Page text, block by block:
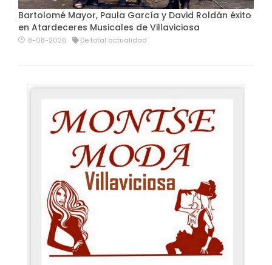
Bartolomé Mayor, Paula García y David Roldán éxito
en Atardeceres Musicales de Villaviciosa
8-08-2026 De total actualidad